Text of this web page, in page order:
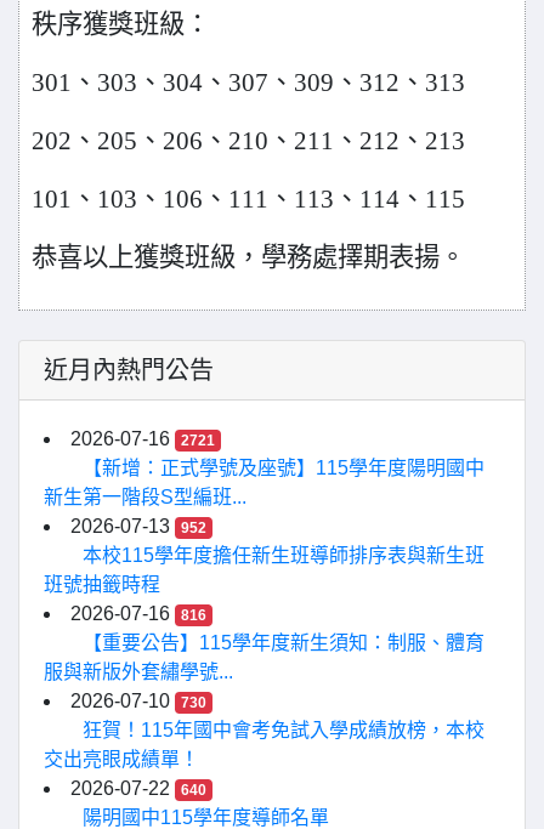
秩序獲獎班級：
301 、 303 、 304 、 307 、 309 、 312 、 313
202 、 205 、 206 、 210 、 211 、 212 、 213
101 、 103 、 106 、 111 、 113 、 114 、 115
恭喜以上獲獎班級，學務處擇期表揚。
近月內熱門公告
2026-07-16 2721
【新增：正式學號及座號】115學年度陽明國中
新生第一階段S型編班...
2026-07-13
952
本校115學年度擔任新生班導師排序表與新生班
班號抽籤時程
2026-07-16
816
【重要公告】115學年度新生須知：制服、體育
服與新版外套繡學號...
2026-07-10
730
狂賀！115年國中會考免試入學成績放榜，本校
交出亮眼成績單！
2026-07-22
640
陽明國中115學年度導師名單